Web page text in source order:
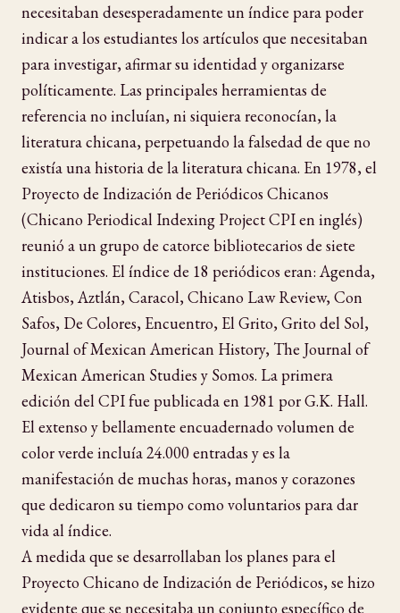
necesitaban desesperadamente un índice para poder
indicar a los estudiantes los artículos que necesitaban
para investigar, afirmar su identidad y organizarse
políticamente. Las principales herramientas de
referencia no incluían, ni siquiera reconocían, la
literatura chicana, perpetuando la falsedad de que no
existía una historia de la literatura chicana. En 1978, el
Proyecto de Indización de Periódicos Chicanos
(Chicano Periodical Indexing Project CPI en inglés)
reunió a un grupo de catorce bibliotecarios de siete
instituciones. El índice de 18 periódicos eran: Agenda,
Atisbos, Aztlán, Caracol, Chicano Law Review, Con
Safos, De Colores, Encuentro, El Grito, Grito del Sol,
Journal of Mexican American History, The Journal of
Mexican American Studies y Somos. La primera
edición del CPI fue publicada en 1981 por G.K. Hall.
El extenso y bellamente encuadernado volumen de
color verde incluía 24.000 entradas y es la
manifestación de muchas horas, manos y corazones
que dedicaron su tiempo como voluntarios para dar
vida al índice.
A medida que se desarrollaban los planes para el
Proyecto Chicano de Indización de Periódicos, se hizo
evidente que se necesitaba un conjunto específico de